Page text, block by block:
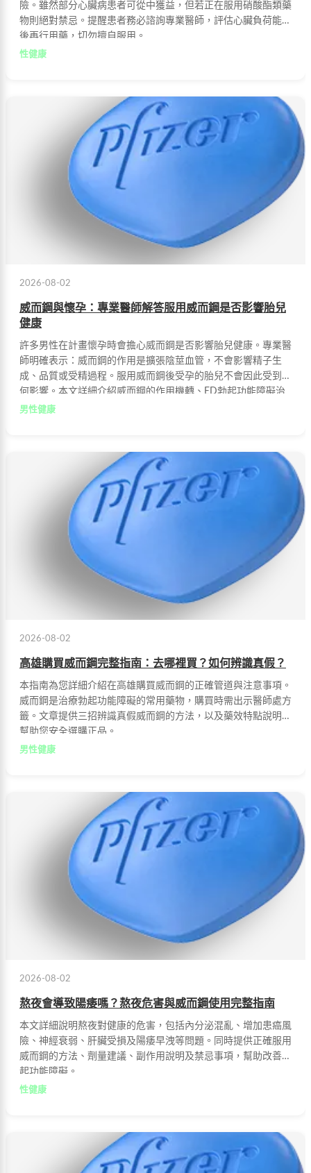
險。雖然部分心臟病患者可從中獲益，但若正在服用硝酸酯類藥
物則絕對禁忌。提醒患者務必諮詢專業醫師，評估心臟負荷能力
後再行用藥，切勿擅自服用。
性健康
2026-08-02
威而鋼與懷孕：專業醫師解答服用威而鋼是否影響胎兒
健康
許多男性在計畫懷孕時會擔心威而鋼是否影響胎兒健康。專業醫
師明確表示：威而鋼的作用是擴張陰莖血管，不會影響精子生
成、品質或受精過程。服用威而鋼後受孕的胎兒不會因此受到任
何影響。本文詳細介紹威而鋼的作用機轉、ED勃起功能障礙治
療，以及其對備孕的安全性。
男性健康
2026-08-02
高雄購買威而鋼完整指南：去哪裡買？如何辨識真假？
本指南為您詳細介紹在高雄購買威而鋼的正確管道與注意事項。
威而鋼是治療勃起功能障礙的常用藥物，購買時需出示醫師處方
籤。文章提供三招辨識真假威而鋼的方法，以及藥效特點說明，
幫助您安全選購正品。
男性健康
2026-08-02
熬夜會導致陽痿嗎？熬夜危害與威而鋼使用完整指南
本文詳細說明熬夜對健康的危害，包括內分泌混亂、增加患癌風
險、神經衰弱、肝臟受損及陽痿早洩等問題。同時提供正確服用
威而鋼的方法、劑量建議、副作用說明及禁忌事項，幫助改善勃
起功能障礙。
性健康